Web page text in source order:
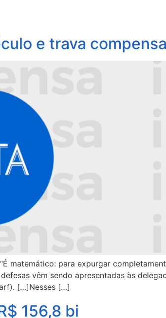
e trava
matemático: para expurgar
vêm sendo apresentadas às
[…]Nesses […]
156,8 bi